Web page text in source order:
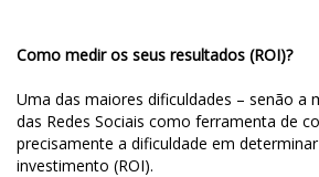
Como medir os seus resultados (ROI)?
Uma das maiores dificuldades – senão a
das Redes Sociais como ferramenta de
precisamente a dificuldade em
investimento (ROI).